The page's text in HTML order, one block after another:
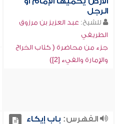
الرجل
للشيخ: عبد العزيز بن مرزوق
الطريفي
جزء من محاضرة ( كتاب الخراج
والإمارة والفيء [2])
الفهرس: باب إيكاء